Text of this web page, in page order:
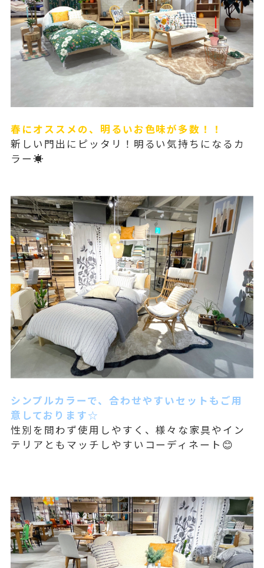
春にオススメの、明るいお色味が多数！！
新しい門出にピッタリ！明るい気持ちになるカ
ラー☀️
シンプルカラーで、合わせやすいセットもご用
意しております☆
性別を問わず使用しやすく、様々な家具やイン
テリアともマッチしやすいコーディネート😊